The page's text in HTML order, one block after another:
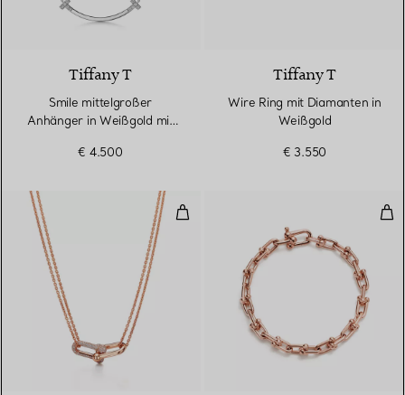
Tiffany T
Smile mittelgroßer
Anhänger in Weißgold mit
€ 4.500
Tiffany T
Wire Ring mit Diamanten in
Weißgold
€ 3.550
Doppelter Gliederanhänger,